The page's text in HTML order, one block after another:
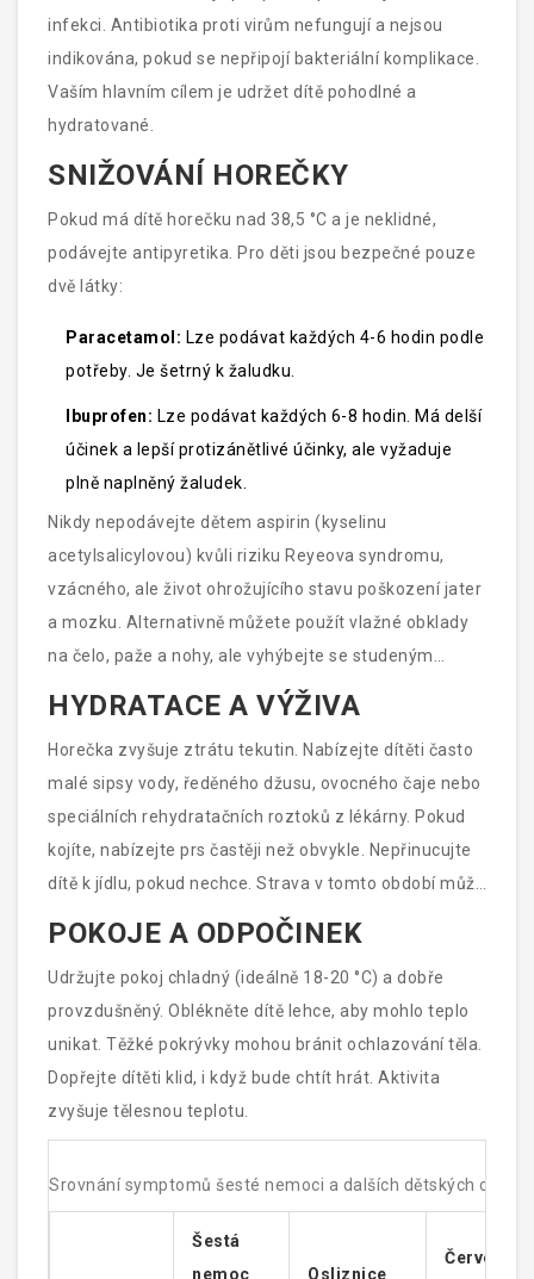
infekci. Antibiotika proti virům nefungují a nejsou
indikována, pokud se nepřipojí bakteriální komplikace.
Vaším hlavním cílem je udržet dítě pohodlné a
hydratované.
SNIŽOVÁNÍ HOREČKY
Pokud má dítě horečku nad 38,5 °C a je neklidné,
podávejte antipyretika. Pro děti jsou bezpečné pouze
dvě látky:
Paracetamol: Lze podávat každých 4-6 hodin podle
potřeby. Je šetrný k žaludku.
Ibuprofen: Lze podávat každých 6-8 hodin. Má delší
účinek a lepší protizánětlivé účinky, ale vyžaduje
plně naplněný žaludek.
Nikdy nepodávejte dětem aspirin (kyselinu
acetylsalicylovou) kvůli riziku Reyeova syndromu,
vzácného, ale život ohrožujícího stavu poškození jater
a mozku. Alternativně můžete použít vlažné obklady
na čelo, paže a nohy, ale vyhýbejte se studeným
koupelím, které mohou vyvolat zimnici a zvýšit teplotu
HYDRATACE A VÝŽIVA
Horečka zvyšuje ztrátu tekutin. Nabízejte dítěti často
malé sipsy vody, ředěného džusu, ovocného čaje nebo
speciálních rehydratačních roztoků z lékárny. Pokud
kojíte, nabízejte prs častěji než obvykle. Nepřinucujte
dítě k jídlu, pokud nechce. Strava v tomto období může
být lehká - polévky, kaše, jogurty. Důležitější je pitný
POKOJE A ODPOČINEK
Udržujte pokoj chladný (ideálně 18-20 °C) a dobře
provzdušněný. Oblékněte dítě lehce, aby mohlo teplo
unikat. Těžké pokrývky mohou bránit ochlazování těla.
Dopřejte dítěti klid, i když bude chtít hrát. Aktivita
zvyšuje tělesnou teplotu.
Srovnání symptomů šesté nemoci a dalších dětských chorob
Šestá
nemoc
Osliznice
Červený